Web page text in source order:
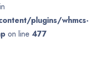
plugins/whmcs-
on line 477